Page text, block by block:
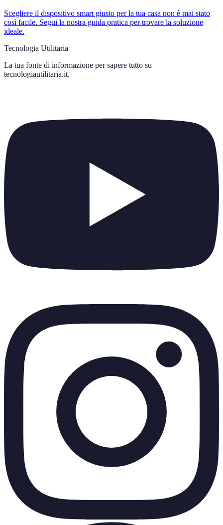
Scegliere il dispositivo smart giusto per la tua casa non è mai stato
così facile. Segui la nostra guida pratica per trovare la soluzione
ideale.
Tecnologia Utilitaria
La tua fonte di informazione per sapere tutto su
tecnologiautilitaria.it.